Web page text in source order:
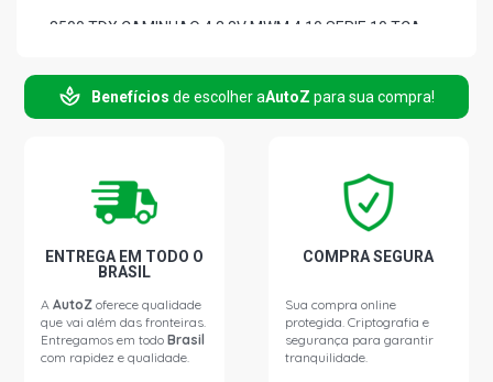
8500 TDX CAMINHAO 4.3 8V MWM 4.10 SERIE 10 TCA
MA 7.5T STD ONIBUS 4.3 8V MWM 4.10 SERIE 10 TCA
DIESEL (1998 - 2007)
F14000 STD CAMINHAO 6.4 12V MWM 6.10 TCE DIESEL
(1996 - 1998)
F14000 HD CAMINHAO 6.4 12V MWM 6.10 TCE DIESEL
(1996 - 2000)
12140 STD CAMINHAO 5.9 12V MWM TD 229/6 L6
DIESEL (1987 - 2000)
Benefícios de escolher aAutoZ para sua compra!
ENTREGA EM TODO O
BRASIL
AAutoZ oferece qualidade
que vai além das fronteiras.
Entregamos em todoBrasil
com rapidez e qualidade.
COMPRA SEGURA
Sua compra online
protegida. Criptografia e
segurança para garantir
tranquilidade.